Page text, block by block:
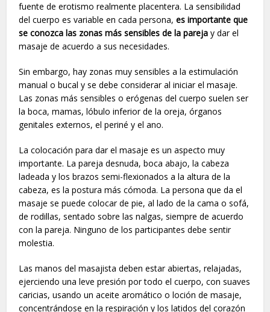
fuente de erotismo realmente placentera. La sensibilidad
del cuerpo es variable en cada persona,es importante que
se conozca las zonas más sensibles de la pareja y dar el
masaje de acuerdo a sus necesidades.
Sin embargo, hay zonas muy sensibles a la estimulación
manual o bucal y se debe considerar al iniciar el masaje.
Las zonas más sensibles o erógenas del cuerpo suelen ser
la boca, mamas, lóbulo inferior de la oreja, órganos
genitales externos, el periné y el ano.
La colocación para dar el masaje es un aspecto muy
importante. La pareja desnuda, boca abajo, la cabeza
ladeada y los brazos semi-flexionados a la altura de la
cabeza, es la postura más cómoda. La persona que da el
masaje se puede colocar de pie, al lado de la cama o sofá,
de rodillas, sentado sobre las nalgas, siempre de acuerdo
con la pareja. Ninguno de los participantes debe sentir
molestia.
Las manos del masajista deben estar abiertas, relajadas,
ejerciendo una leve presión por todo el cuerpo, con suaves
caricias, usando un aceite aromático o loción de masaje,
concentrándose en la respiración y los latidos del corazón